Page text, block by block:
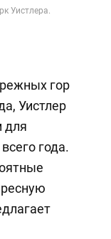
Уистлера.
гор
Уистлер
для
года.